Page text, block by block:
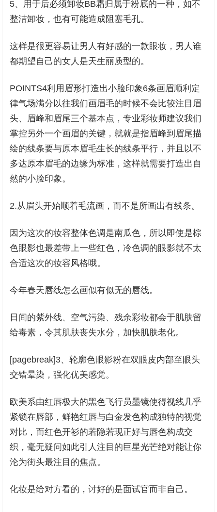
5、用于后必须卸妆BB霜归属于粉底的一种，如不
整洁卸妆，也有可能造成阻塞毛孔。
这样是很更容易让男人有好感的一款眼妆，男人谁
都期望自己的女人是天生丽质型的。
POINTS4利用眉形打造出小脸印象6条画眉顺利定
律气场满分以往我们画眉毛的时候不会比较注目眉
头、眉峰和眉尾三个基本点，专业彩妆师建议我们
掌控另外一个画眉的关键，就就是指眉峰到眉尾描
绘的线条要与原本眉毛生长的线条平行，并且以不
多达原本眉毛的边缘为标准，这样就需要打造出自
然的小脸印象。
2.从眉头开始顺着毛流画，而不是所画出有线条。
因为这次的妆容整体色调是南瓜色，所以即使是棕
色眼影也最差带上一些红色，冷色调的眼影就不太
合适这次的妆容风格哦。
今年春天唇线怎么画似有似无的唇线。
日间的紫外线、空气污染、残余彩妆都会于肌肤留
给毒素，令其肌肤丧失水分，加快肌肤老化。
[pagebreak]3、轮廓色眼影粉在双眼皮内部至眼头
交错晕染，强化优美感觉。
欧美系由红唇极大的黑色飞行员墨镜使得视线几乎
紧锁在唇部，鲜艳红唇与白金发色构成独特的视觉
对比，而红色开衫的若隐若现正好与唇色构成交
织，毫无疑问如此引人注目的巨星光芒绝对能让你
沦为街头最注目的焦点。
化妆是给对方看的，讨好的是面试官而非自己。